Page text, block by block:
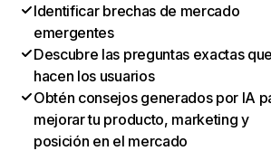
Identificar brechas de mercado
emergentes
Descubre las preguntas exactas
hacen los usuarios
Obtén consejos generados por IA
mejorar tu producto, marketing y
posición en el mercado